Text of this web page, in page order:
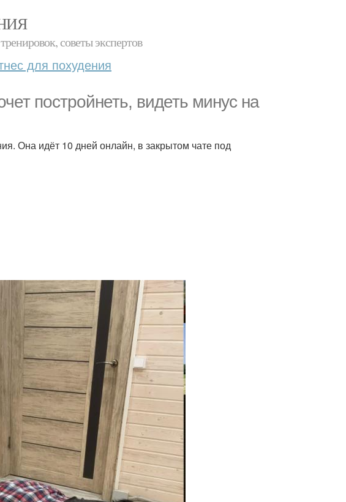
советы экспертов
для похудения
постройнеть, видеть минус на
Она идёт 10 дней онлайн, в закрытом чате под